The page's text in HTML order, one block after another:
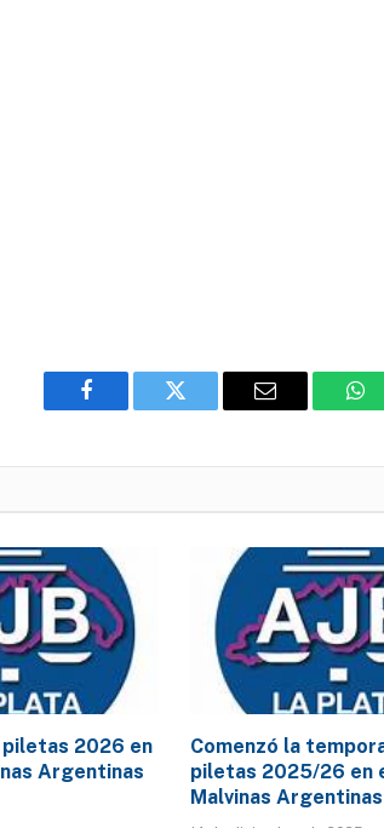
Facebook Twitter Email
piletas 2026 en
Argentinas
Comenzó la
piletas 2025/26 en
Malvinas Argentinas